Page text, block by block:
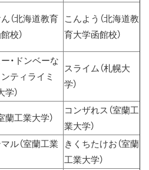
（北海道教育
校）
こんよう（北海道教
育大学函館校）
・ドンベーな
ティライミ
学）
スライム（札幌大
学）
蘭工業大学）
コンザれス（室蘭工
業大学）
ル（室蘭工業 きくちたけお（室蘭
工業大学）